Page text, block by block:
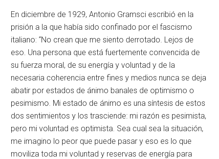
En diciembre de 1929, Antonio Gramsci escribió en la
prisión a la que había sido confinado por el fascismo
italiano: “No crean que me siento derrotado. Lejos de
eso. Una persona que está fuertemente convencida de
su fuerza moral, de su energía y voluntad y de la
necesaria coherencia entre fines y medios nunca se deja
abatir por estados de ánimo banales de optimismo o
pesimismo. Mi estado de ánimo es una síntesis de estos
dos sentimientos y los trasciende: mi razón es pesimista,
pero mi voluntad es optimista. Sea cual sea la situación,
me imagino lo peor que puede pasar y eso es lo que
moviliza toda mi voluntad y reservas de energía para